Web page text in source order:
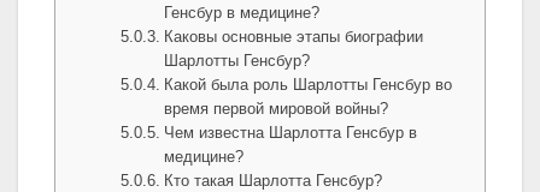
Генсбур в медицине?
Каковы основные этапы биографии
Шарлотты Генсбур?
Какой была роль Шарлотты Генсбур во
время первой мировой войны?
Чем известна Шарлотта Генсбур в
медицине?
Кто такая Шарлотта Генсбур?